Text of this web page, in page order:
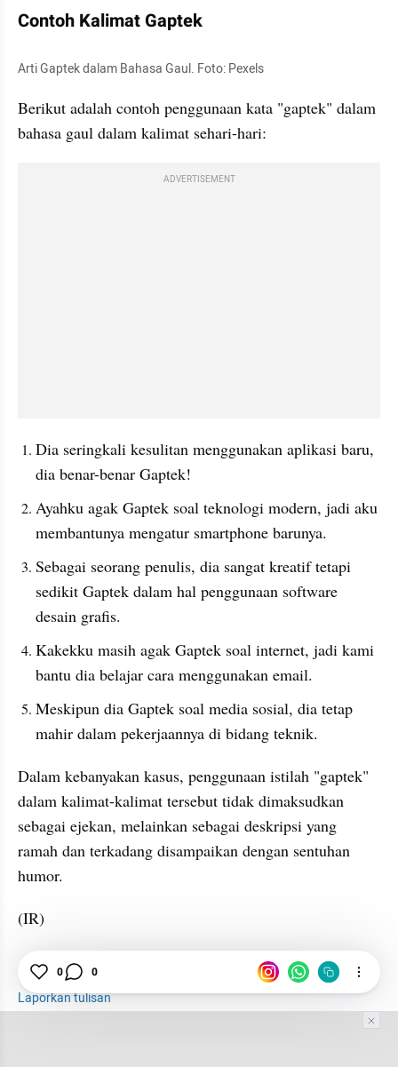
Contoh Kalimat Gaptek
Arti Gaptek dalam Bahasa Gaul. Foto: Pexels
Berikut adalah contoh penggunaan kata "gaptek" dalam
bahasa gaul dalam kalimat sehari-hari:
ADVERTISEMENT
Dia seringkali kesulitan menggunakan aplikasi baru,
dia benar-benar Gaptek!
Ayahku agak Gaptek soal teknologi modern, jadi aku
membantunya mengatur smartphone barunya.
Sebagai seorang penulis, dia sangat kreatif tetapi
sedikit Gaptek dalam hal penggunaan software
desain grafis.
Kakekku masih agak Gaptek soal internet, jadi kami
bantu dia belajar cara menggunakan email.
Meskipun dia Gaptek soal media sosial, dia tetap
mahir dalam pekerjaannya di bidang teknik.
Dalam kebanyakan kasus, penggunaan istilah "gaptek"
dalam kalimat-kalimat tersebut tidak dimaksudkan
sebagai ejekan, melainkan sebagai deskripsi yang
ramah dan terkadang disampaikan dengan sentuhan
humor.
(IR)
Bahasa Gaul
Teknologi
Laporkan tulisan
0 0